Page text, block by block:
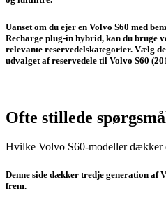
Uanset om du ejer en Volvo S60 med
Recharge plug-in hybrid, kan du bruge
relevante reservedelskategorier. Vælg
udvalget af reservedele til Volvo S60
Ofte stillede
Hvilke Volvo S60-modeller dækker
Denne side dækker tredje generation af
frem.